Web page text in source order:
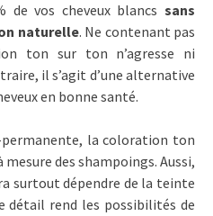
de vos cheveux blancs sans
naturelle. Ne contenant pas
ton sur ton n’agresse ni
il s’agit d’une alternative
en bonne santé.
la coloration ton
des shampoings. Aussi,
surtout dépendre de la teinte
détail rend les possibilités de